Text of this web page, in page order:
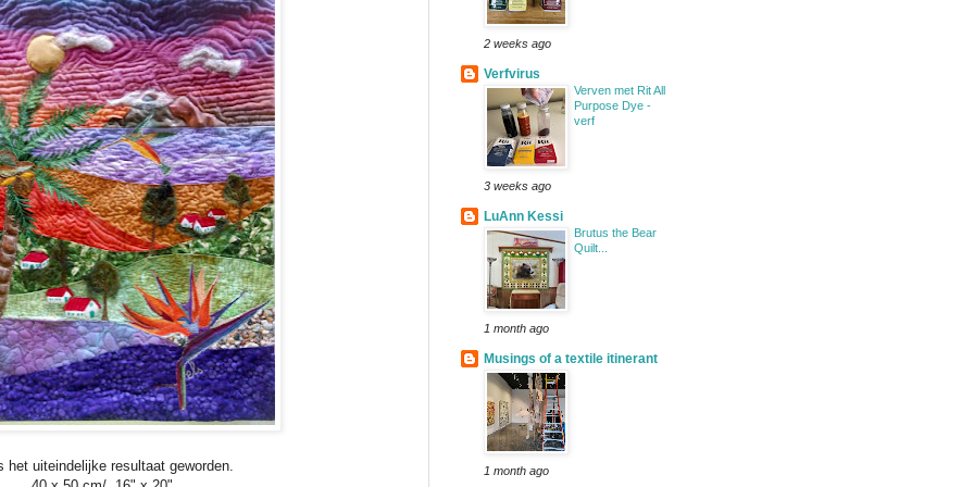
het uiteindelijke resultaat geworden.
2 weeks ago
Verfvirus
Verven met Rit All
Purpose Dye -
verf
3 weeks ago
LuAnn Kessi
Brutus the Bear
Quilt...
1 month ago
Musings of a textile itinerant
1 month ago